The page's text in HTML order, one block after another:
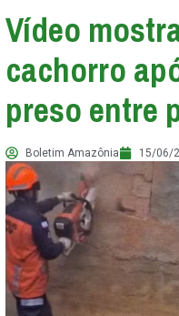
Vídeo
cachorro
preso entre
Boletim Amazônia 15/06/